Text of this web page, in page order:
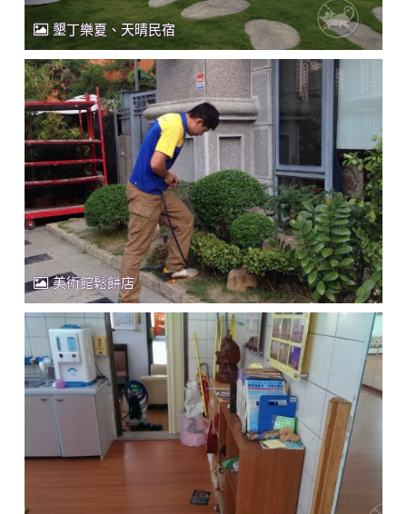
墾丁樂夏、天晴民宿
美術館鬆餅店